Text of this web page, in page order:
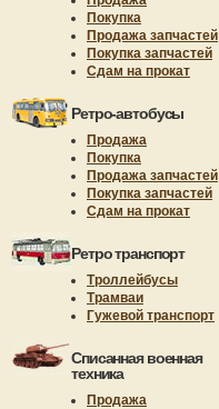
Покупка
Продажа запчастей
Покупка запчастей
Сдам на прокат
Ретро-автобусы
Продажа
Покупка
Продажа запчастей
Покупка запчастей
Сдам на прокат
Ретро транспорт
Троллейбусы
Трамваи
Гужевой транспорт
Списанная военная
техника
Продажа